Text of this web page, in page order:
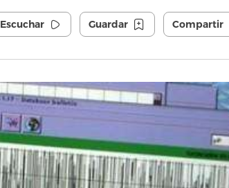
Escuchar Guardar Compartir